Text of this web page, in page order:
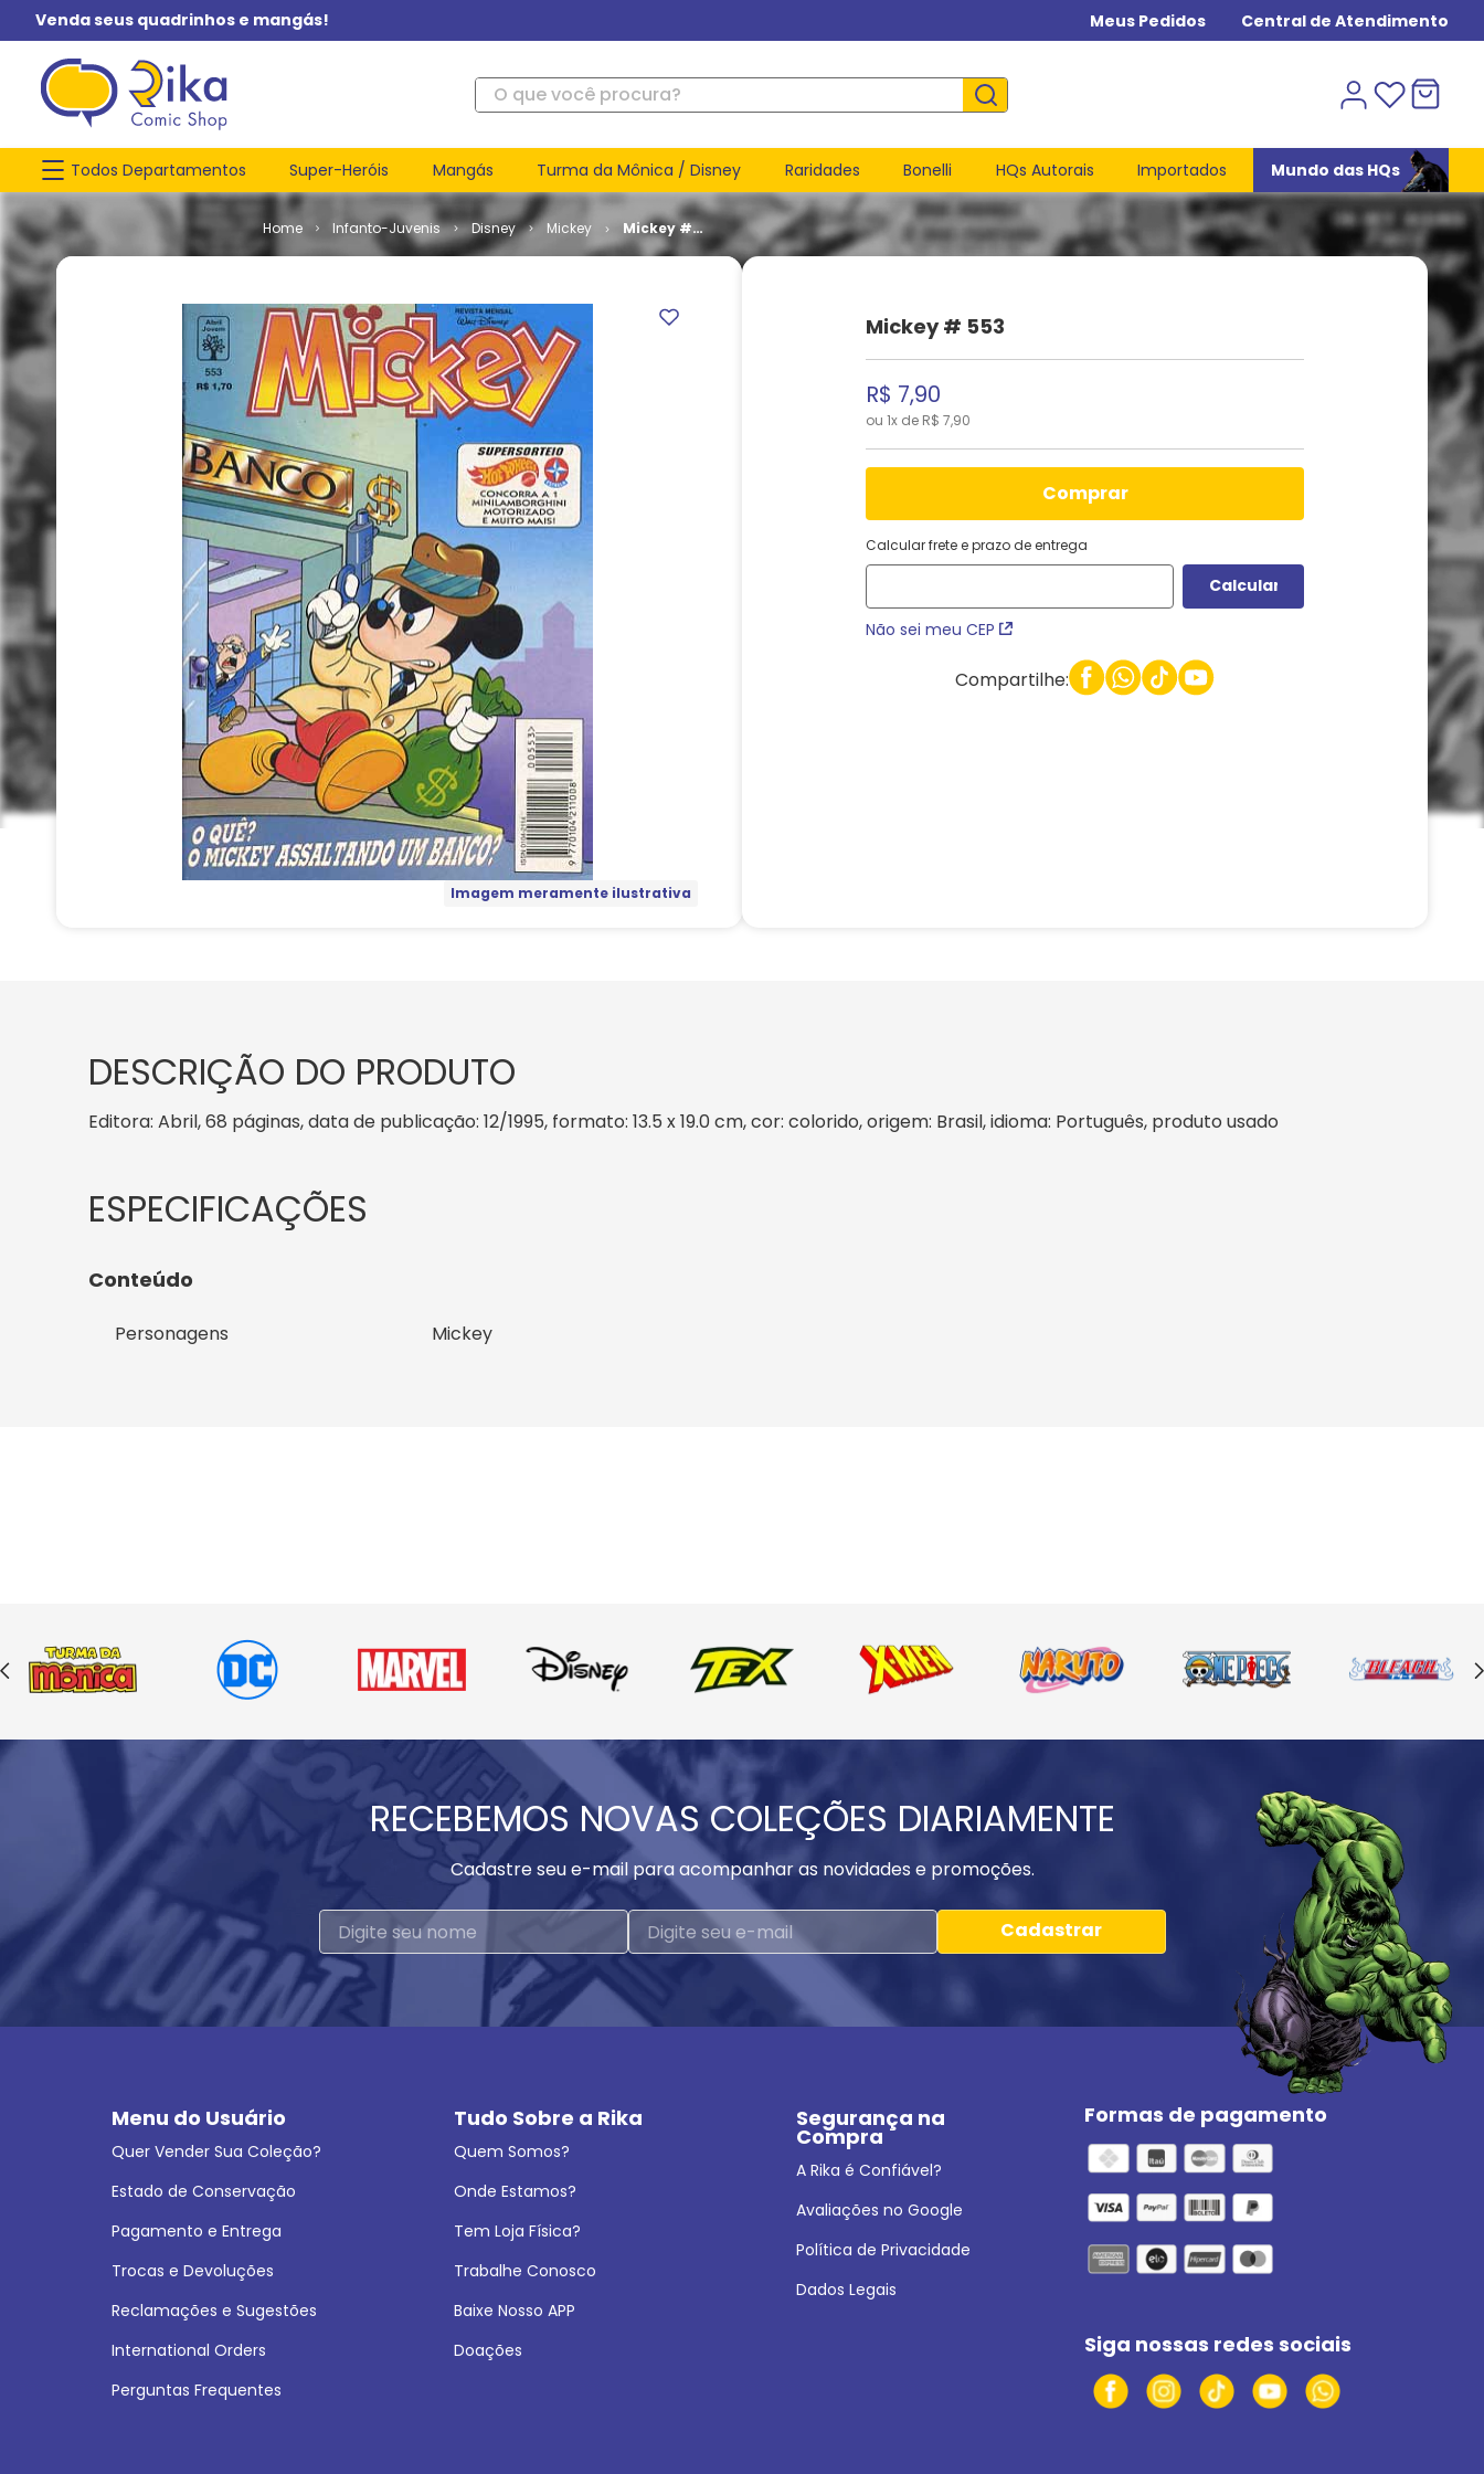
Venda seus quadrinhos e mangás! Meus Pedidos Central de Atendimento
O que você procura?
Todos Departamentos Super-Heróis Mangás Turma da Mônica / Disney Raridades Bonelli HQs Autorais Importados Mundo das HQs
Infanto-Juvenis Disney Mickey
Mickey #
553
Imagem meramente ilustrativa
Mickey # 553
R$ 7,90
ou 1x de R$ 7,90
comprar
Calcular frete e prazo de entrega
Não sei meu CEP
Compartilhe:
DESCRIÇÃO DO PRODUTO
Editora: Abril, 68 páginas, data de publicação: 12/1995, formato: 13.5 x 19.0 cm, cor: colorido, origem: Brasil, idioma: Português, produto usado
Conteúdo
Personagens Mickey
RECEBEMOS NOVAS COLEÇÕES DIARIAMENTE
Cadastre seu e-mail para acompanhar as novidades e promoções.
Cadastrar
Menu do Usuário
Quer Vender Sua Coleção?
Estado de Conservação
Pagamento e Entrega
Trocas e Devoluções
Reclamações e Sugestões
International Orders
Perguntas Frequentes
Tudo Sobre a Rika
Quem Somos?
Onde Estamos?
Tem Loja Física?
Trabalhe Conosco
Baixe Nosso APP
Doações
Segurança na
Compra
A Rika é Confiável?
Avaliações no Google
Política de Privacidade
Dados Legais
Formas de pagamento
Siga nossas redes sociais